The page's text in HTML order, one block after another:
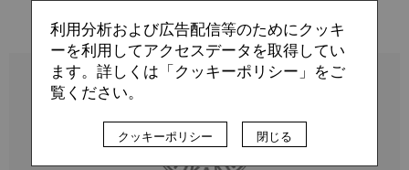
利用分析および広告配信等のためにクッキ
ーを利用してアクセスデータを取得してい
ます。詳しくは「クッキーポリシー」をご
覧ください。
クッキーポリシー 閉じる